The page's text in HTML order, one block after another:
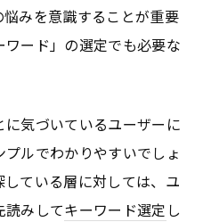
みを意識することが重要
ード」の選定でも必要な
気づいているユーザーに
ルでわかりやすいでしょ
ている層に対しては、ユ
読みしてキーワード選定 し